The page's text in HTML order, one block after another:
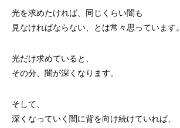
光を求めたければ、同じくらい闇も
見なければならない、とは常々思っています。
光だけ求めていると、
その分、闇が深くなります。
そして、
深くなっていく闇に背を向け続けていれば、